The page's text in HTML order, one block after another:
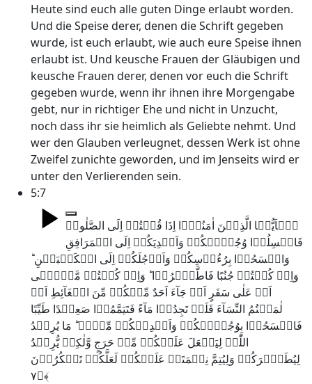
Heute sind euch alle guten Dinge erlaubt worden.
Und die Speise derer, denen die Schrift gegeben
wurde, ist euch erlaubt, wie auch eure Speise ihnen
erlaubt ist. Und keusche Frauen der Gläubigen und
keusche Frauen derer, denen vor euch die Schrift
gegeben wurde, wenn ihr ihnen ihre Morgengabe
gebt, nur in richtiger Ehe und nicht in Unzucht,
noch dass ihr sie heimlich als Geliebte nehmt. Und
wer den Glauben verleugnet, dessen Werk ist ohne
Zweifel zunichte geworden, und im Jenseits wird er
unter den Verlierenden sein.
5:7
یٰۤاَیُّہَا الَّذِیۡنَ اٰمَنُوۡۤا اِذَا قُمۡتُمۡ اِلَی الصَّلٰوۃِ
فَاغۡسِلُوۡا وُجُوۡہَکُمۡ وَاَیۡدِیَکُمۡ اِلَی الۡمَرَافِقِ
وَامۡسَحُوۡا بِرُءُوۡسِکُمۡ وَاَرۡجُلَکُمۡ اِلَی الۡکَعۡبَیۡنِ ؕ
وَاِنۡ کُنۡتُمۡ جُنُبًا فَاطَّہَّرُوۡا ؕ وَاِنۡ کُنۡتُمۡ مَّرۡضٰۤی
اَوۡ عَلٰی سَفَرٍ اَوۡ جَآءَ اَحَدٌ مِّنۡکُمۡ مِّنَ الۡغَآئِطِ اَوۡ
لٰمَسۡتُمُ النِّسَآءَ فَلَمۡ تَجِدُوۡا مَآءً فَتَیَمَّمُوۡا صَعِیۡدًا طَیِّبًا
فَامۡسَحُوۡا بِوُجُوۡہِکُمۡ وَاَیۡدِیۡکُمۡ مِّنۡہُ ؕ مَا یُرِیۡدُ
اللّٰہُ لِیَجۡعَلَ عَلَیۡکُمۡ مِّنۡ حَرَجٍ وَّلٰکِنۡ یُّرِیۡدُ
لِیُطَہِّرَکُمۡ وَلِیُتِمَّ نِعۡمَتَہٗ عَلَیۡکُمۡ لَعَلَّکُمۡ تَشۡکُرُوۡنَ
﴿۷﴾